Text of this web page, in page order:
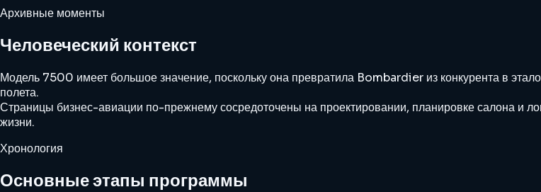
Архивные моменты
Человеческий контекст
Модель 7500 имеет большое значение, поскольку она превратила Bombardier из конкурента в
полета.
Страницы бизнес-авиации по-прежнему сосредоточены на проектировании, планировке салона и
жизни.
Хронология
Основные этапы программы